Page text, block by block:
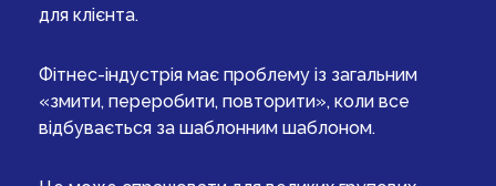
для клієнта.
Фітнес-індустрія має проблему із загальним
«змити, переробити, повторити», коли все
відбувається за шаблонним шаблоном.